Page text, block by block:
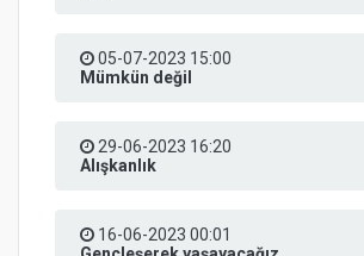
05-07-2023 15:00
Mümkün değil
29-06-2023 16:20
Alışkanlık
16-06-2023 00:01